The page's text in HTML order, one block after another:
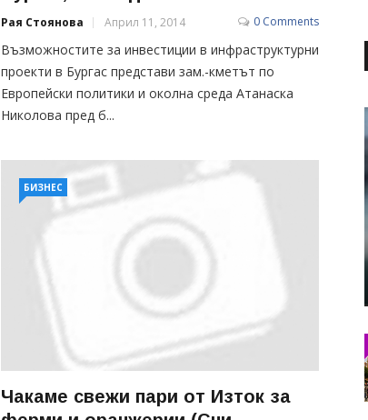
Рая Стоянова Април 11, 2014 0 Comments
Възможностите за инвестиции в инфраструктурни
проекти в Бургас представи зам.-кметът по
Европейски политики и околна среда Атанаска
Николова пред б...
БИЗНЕС
Чакаме свежи пари от Изток за